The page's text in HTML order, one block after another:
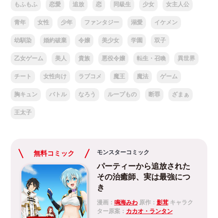
もふもふ 恋愛 追放 恋 同級生 少女 女主人公
青年 女性 少年 ファンタジー 溺愛 イケメン
幼馴染 婚約破棄 令嬢 美少女 学園 双子
乙女ゲーム 美人 貴族 悪役令嬢 転生・召喚 異世界
チート 女性向け ラブコメ 魔王 魔法 ゲーム
胸キュン バトル なろう ループもの 断罪 ざまぁ
王太子
無料コミック モンスターコミック
パーティーから追放された
その治癒師、実は最強につ
き
漫画： 鳴海みわ原作： 影茸キャラク
ター原案： カカオ・ランタン